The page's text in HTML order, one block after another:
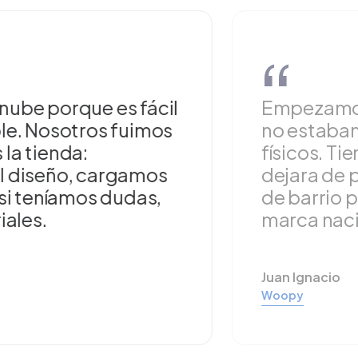
porque es fácil
Nosotros fuimos
la tienda:
diseño, cargamos
teníamos dudas,
“
no
físicos.
dejara de
de barrio
marca
Juan Ignacio
Woopy